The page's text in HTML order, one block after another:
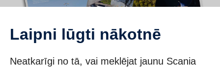
laipni lūgti nākotnē
Neatkarīgi no tā, vai meklējat jaunu Scania